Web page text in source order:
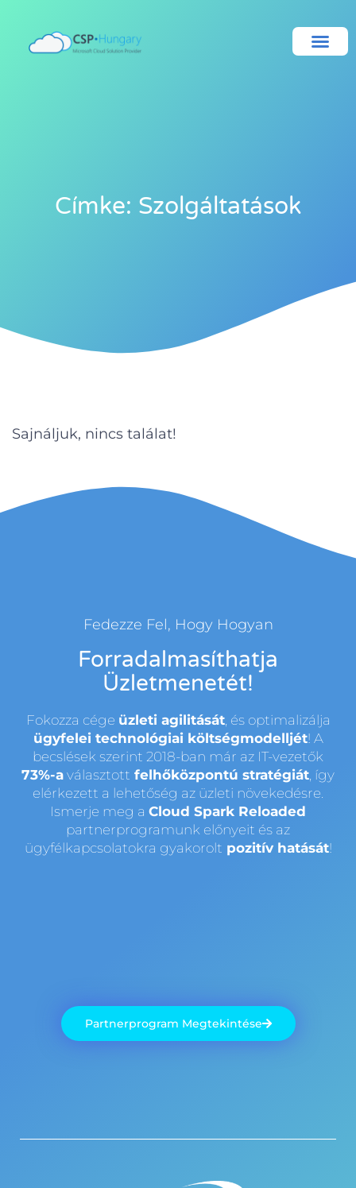
Címke: Szolgáltatások
Sajnáljuk, nincs találat!
Fedezze Fel, Hogy Hogyan
Forradalmasíthatja
Üzletmenetét!
Fokozza cége üzleti agilitását, és optimalizálja
ügyfelei technológiai költségmodelljét! A
becslések szerint 2018-ban már az IT-vezetők
73%-a választott felhőközpontú stratégiát, így
elérkezett a lehetőség az üzleti növekedésre.
Ismerje meg a Cloud Spark Reloaded
partnerprogramunk előnyeit és az
ügyfélkapcsolatokra gyakorolt pozitív hatását!
Partnerprogram Megtekintése